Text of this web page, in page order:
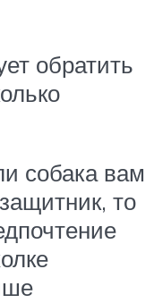
обратить
собака вам
то